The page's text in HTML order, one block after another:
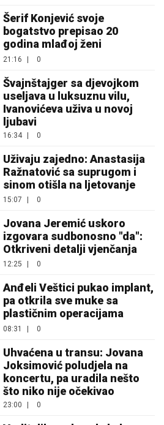
Šerif Konjević svoje
bogatstvo prepisao 20
godina mlađoj ženi
21:16 | 0
Švajnštajger sa djevojkom
useljava u luksuznu vilu,
Ivanovićeva uživa u novoj
ljubavi
16:34 | 0
Uživaju zajedno: Anastasija
Ražnatović sa suprugom i
sinom otišla na ljetovanje
15:07 0
Jovana Jeremić uskoro
izgovara sudbonosno "da":
Otkriveni detalji vjenčanja
12:25 0
Anđeli Veštici pukao implant,
pa otkrila sve muke sa
plastičnim operacijama
08:31 | 0
Uhvaćena u transu: Jovana
Joksimović poludjela na
koncertu, pa uradila nešto
što niko nije očekivao
23:00 | 0